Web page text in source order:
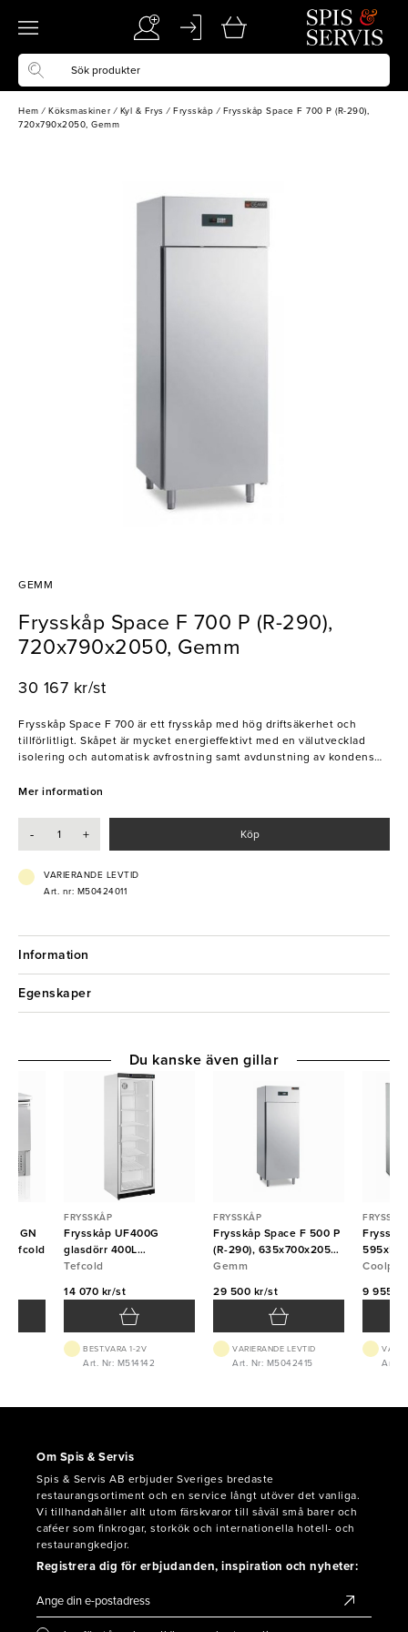
Hem / Köksmaskiner / Kyl & Frys / Frysskåp / Frysskåp Space F 700 P (R-290),
720x790x2050, Gemm
GEMM
Frysskåp Space F 700 P (R-290),
720x790x2050, Gemm
30 167 kr/st
Frysskåp Space F 700 är ett frysskåp med hög driftsäkerhet och
tillförlitligt. Skåpet är mycket energieffektivt med en välutvecklad
isolering och automatisk avfrostning samt avdunstning av kondens
restaurangkök.
- Kapacitet: 4 GN2/1
Mer information
- + Köp
VARIERANDE LEVTID
Art. nr: M50424011
Information
Egenskaper
GN
Tefcold
FRYSSKÅP
Frysskåp UF400G
glasdörr 400L
600x585x1855 Tefcold
Tefcold
14 070 kr/st
BEST.VARA 1-2V
Art. Nr: M514142
FRYSSKÅP
Frysskåp Space F 500 P
(R-290), 635x700x2050,
Gemm
Gemm
29 500 kr/st
VARIERANDE LEVTID
Art. Nr: M5042415
Coolpart
9 955
Art.
Du kanske även gillar
Om Spis & Servis
Spis & Servis AB erbjuder Sveriges bredaste
restaurangsortiment och en service långt utöver det vanliga.
Vi tillhandahåller allt utom färskvaror till såväl små barer och
caféer som finkrogar, storkök och internationella hotell- och
restaurangkedjor.
Registrera dig för erbjudanden, inspiration och nyheter: